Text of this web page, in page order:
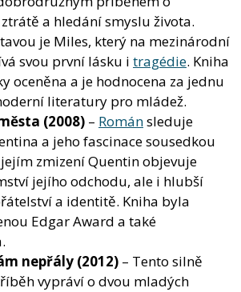
a hledání smyslu života.
je Miles, který na mezinárodní
svou první lásku i tragédie. Kniha
oceněna a je hodnocena za jednu
literatury pro mládež.
(2008) – Románsleduje
a jeho fascinace sousedkou
zmizení Quentin objevuje
jejího odchodu, ale i hlubší
a identitě. Kniha byla
Edgar Award a také
nepřály (2012) – Tento silně
vypráví o dvou mladých